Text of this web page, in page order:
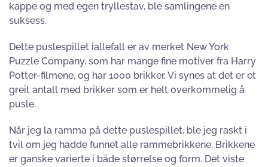
kappe og med egen tryllestav, ble samlingene en
suksess.
Dette puslespillet iallefall er av merket New York
Puzzle Company, som har mange fine motiver fra Harry
Potter-filmene, og har 1000 brikker. Vi synes at det er et
greit antall med brikker som er helt overkommelig å
pusle.
Når jeg la ramma på dette puslespillet, ble jeg raskt i
tvil om jeg hadde funnet alle rammebrikkene. Brikkene
er ganske varierte i både størrelse og form. Det viste